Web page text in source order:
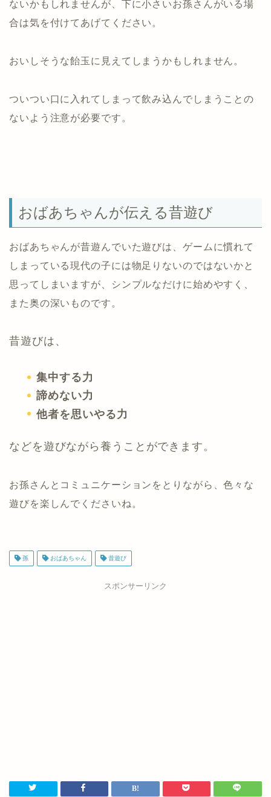
ないかもしれませんが、下に小さいお孫さんがいる場
合は気を付けてあげてください。
おいしそうな飴玉に見えてしまうかもしれません。
ついつい口に入れてしまって飲み込んでしまうことの
ないよう注意が必要です。
おばあちゃんが伝える昔遊び
おばあちゃんが昔遊んでいた遊びは、ゲームに慣れて
しまっている現代の子には物足りないのではないかと
思ってしまいますが、シンプルなだけに始めやすく、
また奥の深いものです。
昔遊びは、
集中する力
諦めない力
他者を思いやる力
などを遊びながら養うことができます。
お孫さんとコミュニケーションをとりながら、色々な
遊びを楽しんでくださいね。
孫 おばあちゃん 昔遊び
スポンサーリンク